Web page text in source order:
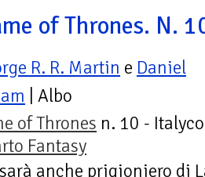
of Thrones. N.
R. R. Martin e Daniel
| Albo
of Thrones n. 10 -
Fantasy
anche prigioniero di